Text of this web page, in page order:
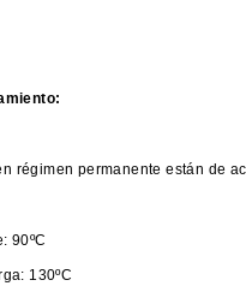
régimen permanente están de
90ºC
130ºC